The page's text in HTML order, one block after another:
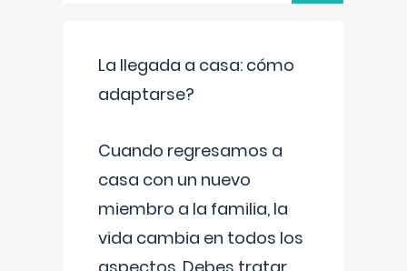
La llegada a casa: cómo
adaptarse?
Cuando regresamos a
casa con un nuevo
miembro a la familia, la
vida cambia en todos los